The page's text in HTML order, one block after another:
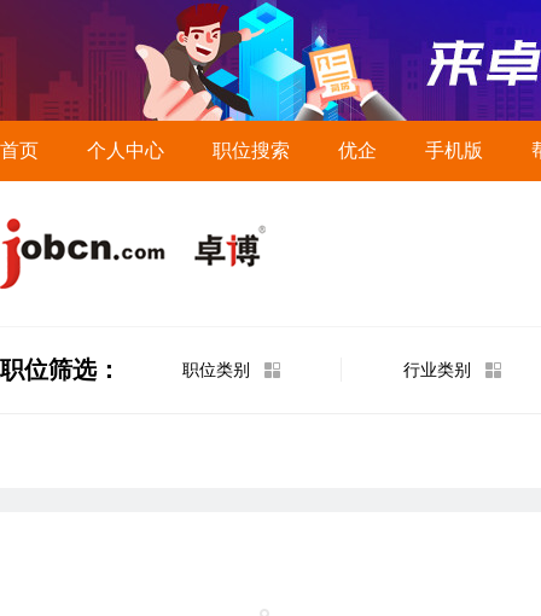
首页 个人中心 职位搜索 优企 手机版
职位筛选： 职位类别 行业类别